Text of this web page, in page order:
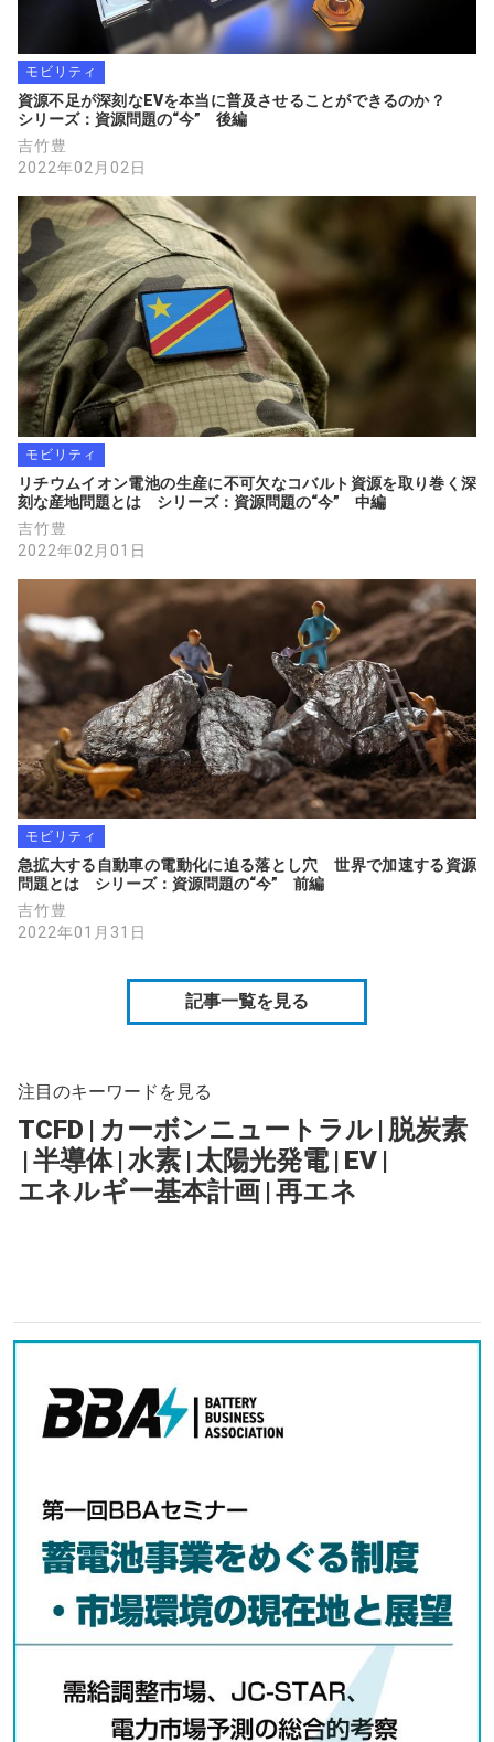
モビリティ
資源不足が深刻なEVを本当に普及させることができるのか？
シリーズ：資源問題の“今”　後編
吉竹豊
2022年02月02日
モビリティ
リチウムイオン電池の生産に不可欠なコバルト資源を取り巻く深
刻な産地問題とは　シリーズ：資源問題の“今”　中編
吉竹豊
2022年02月01日
モビリティ
急拡大する自動車の電動化に迫る落とし穴　世界で加速する資源
問題とは　シリーズ：資源問題の“今”　前編
吉竹豊
2022年01月31日
記事一覧を見る
注目のキーワードを見る
TCFD | カーボンニュートラル | 脱炭素
|半導体 |水素 | 太陽光発電 | EV |
エネルギー基本計画 |再エネ